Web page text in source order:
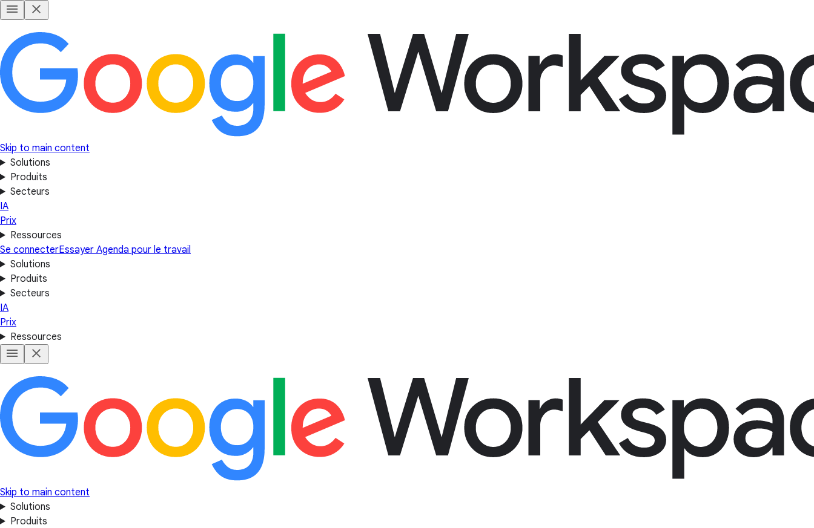
Skip to main content
Solutions
Produits
Secteurs
IA
Prix
Ressources
Se connecterEssayer Agenda pour le travail
Solutions
Produits
Secteurs
IA
Prix
Ressources
Skip to main content
Solutions
Produits